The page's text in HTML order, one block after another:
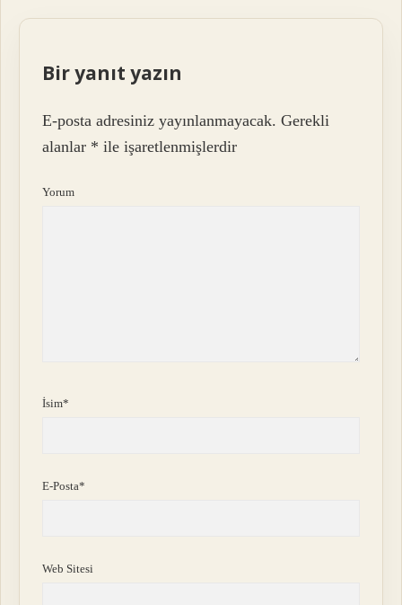
Bir yanıt yazın
E-posta adresiniz yayınlanmayacak. Gerekli
alanlar * ile işaretlenmişlerdir
Yorum
İsim*
E-Posta*
Web Sitesi